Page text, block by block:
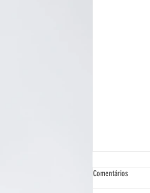
Comentários